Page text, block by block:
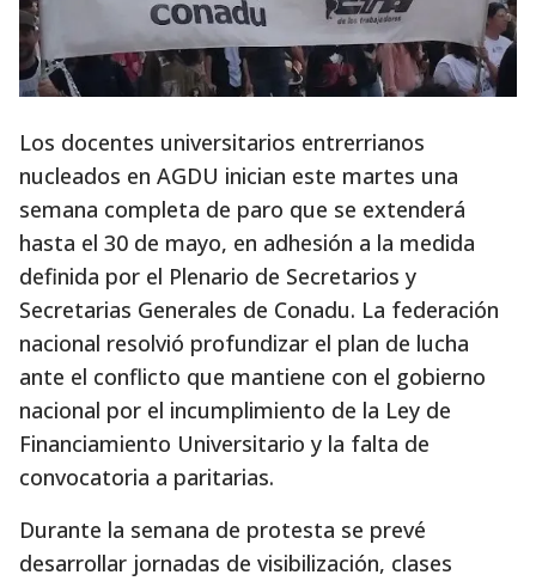
Los docentes universitarios entrerrianos
nucleados en AGDU inician este martes una
semana completa de paro que se extenderá
hasta el 30 de mayo, en adhesión a la medida
definida por el Plenario de Secretarios y
Secretarias Generales de Conadu. La federación
nacional resolvió profundizar el plan de lucha
ante el conflicto que mantiene con el gobierno
nacional por el incumplimiento de la Ley de
Financiamiento Universitario y la falta de
convocatoria a paritarias.
Durante la semana de protesta se prevé
desarrollar jornadas de visibilización, clases